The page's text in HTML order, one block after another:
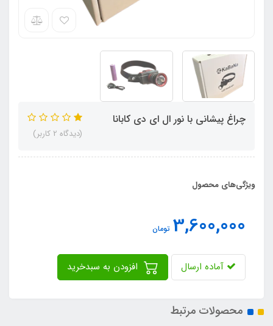
چراغ پیشانی با نور ال ای دی کابانا
(دیدگاه 2 کاربر)
ویژگی‌های محصول
3,600,000 تومان
آماده ارسال
محصولات مرتبط